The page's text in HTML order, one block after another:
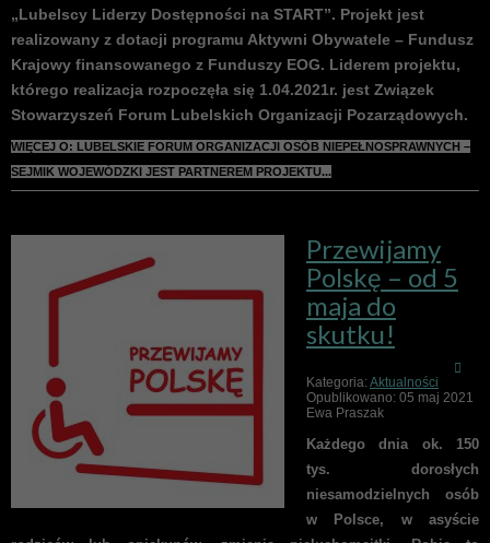
„Lubelscy Liderzy Dostępności na START”. Projekt jest
realizowany z dotacji programu Aktywni Obywatele – Fundusz
Krajowy finansowanego z Funduszy EOG. Liderem projektu,
którego realizacja rozpoczęła się 1.04.2021r. jest Związek
Stowarzyszeń Forum Lubelskich Organizacji Pozarządowych.
WIĘCEJ O: LUBELSKIE FORUM ORGANIZACJI OSÓB NIEPEŁNOSPRAWNYCH –
SEJMIK WOJEWÓDZKI JEST PARTNEREM PROJEKTU...
Przewijamy
Polskę – od 5
maja do
skutku!
Kategoria:Aktualności
Opublikowano: 05 maj 2021
Ewa Praszak
Każdego dnia ok. 150
tys. dorosłych
niesamodzielnych osób
w Polsce, w asyście